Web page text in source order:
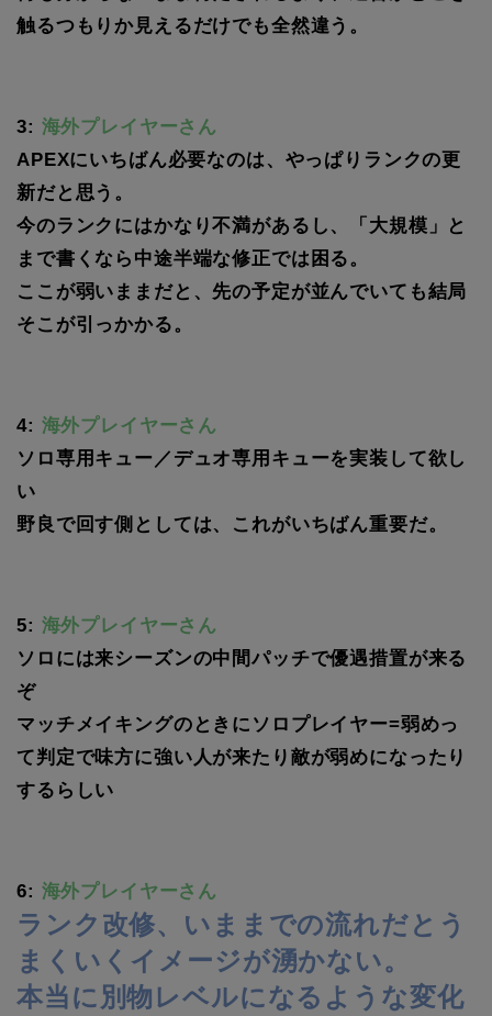
触るつもりか見えるだけでも全然違う。
3: 海外プレイヤーさん
APEXにいちばん必要なのは、やっぱりランクの更
新だと思う。
今のランクにはかなり不満があるし、「大規模」と
まで書くなら中途半端な修正では困る。
ここが弱いままだと、先の予定が並んでいても結局
そこが引っかかる。
4: 海外プレイヤーさん
ソロ専用キュー／デュオ専用キューを実装して欲し
い
野良で回す側としては、これがいちばん重要だ。
5: 海外プレイヤーさん
ソロには来シーズンの中間パッチで優遇措置が来る
ぞ
マッチメイキングのときにソロプレイヤー=弱めっ
て判定で味方に強い人が来たり敵が弱めになったり
するらしい
6: 海外プレイヤーさん
ランク改修、いままでの流れだとう
まくいくイメージが湧かない。
本当に別物レベルになるような変化